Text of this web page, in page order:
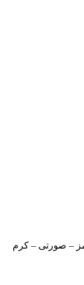
– صورتی – کرم